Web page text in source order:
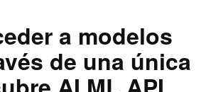
a modelos
de una única